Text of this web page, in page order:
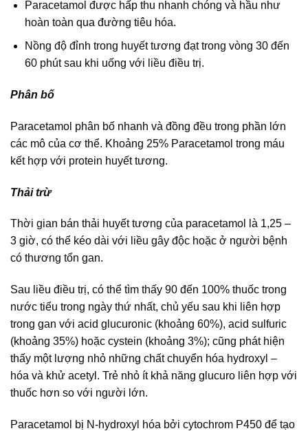
Paracetamol được hấp thu nhanh chóng và hầu như
hoàn toàn qua đường tiêu hóa.
Nồng độ đỉnh trong huyết tương đạt trong vòng 30 đến
60 phút sau khi uống với liều điều trị.
Phân bố
Paracetamol phân bố nhanh và đồng đều trong phần lớn
các mô của cơ thể. Khoảng 25% Paracetamol trong máu
kết hợp với protein huyết tương.
Thải trừ
Thời gian bán thải huyết tương của paracetamol là 1,25 –
3 giờ, có thể kéo dài với liều gây độc hoặc ở người bệnh
có thương tổn gan.
Sau liều điều trị, có thể tìm thấy 90 đến 100% thuốc trong
nước tiểu trong ngày thứ nhất, chủ yếu sau khi liên hợp
trong gan với acid glucuronic (khoảng 60%), acid sulfuric
(khoảng 35%) hoặc cystein (khoảng 3%); cũng phát hiện
thấy một lượng nhỏ những chất chuyển hóa hydroxyl –
hóa và khử acetyl. Trẻ nhỏ ít khả năng glucuro liên hợp với
thuốc hơn so với người lớn.
Paracetamol bị N-hydroxyl hóa bởi cytochrom P450 để tạo